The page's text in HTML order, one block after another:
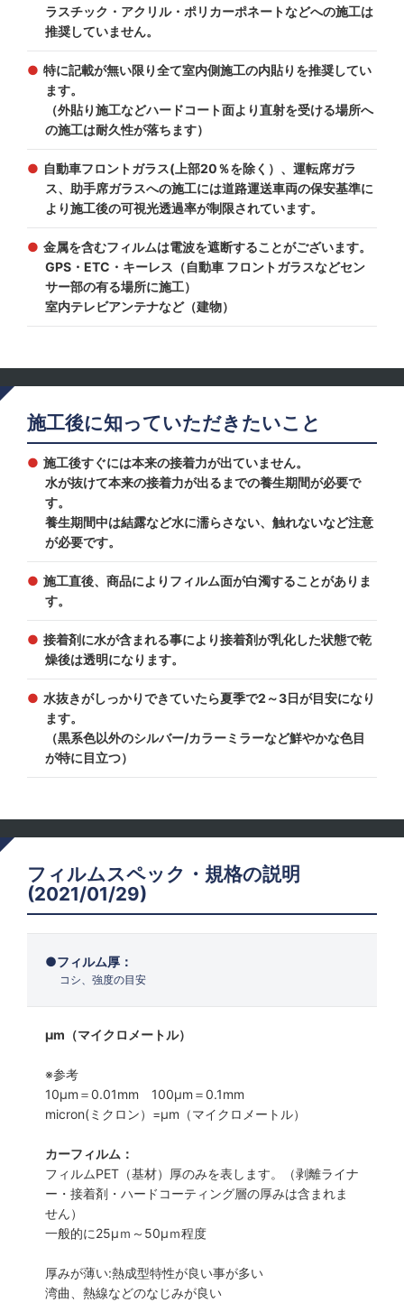
ラスチック・アクリル・ポリカーポネートなどへの施工は
推奨していません。
特に記載が無い限り全て室内側施工の内貼りを推奨してい
ます。
（外貼り施工などハードコート面より直射を受ける場所へ
の施工は耐久性が落ちます）
自動車フロントガラス(上部20％を除く）、運転席ガラ
ス、助手席ガラスへの施工には道路運送車両の保安基準に
より施工後の可視光透過率が制限されています。
金属を含むフィルムは電波を遮断することがございます。
GPS・ETC・キーレス（自動車 フロントガラスなどセン
サー部の有る場所に施工）
室内テレビアンテナなど（建物）
施工後に知っていただきたいこと
施工後すぐには本来の接着力が出ていません。
水が抜けて本来の接着力が出るまでの養生期間が必要で
す。
養生期間中は結露など水に濡らさない、触れないなど注意
が必要です。
施工直後、商品によりフィルム面が白濁することがありま
す。
接着剤に水が含まれる事により接着剤が乳化した状態で乾
燥後は透明になります。
水抜きがしっかりできていたら夏季で2～3日が目安になり
ます。
（黒系色以外のシルバー/カラーミラーなど鮮やかな色目
が特に目立つ）
フィルムスペック・規格の説明
(2021/01/29)
フィルム厚：
コシ、強度の目安
μm（マイクロメートル）
※参考
10μm＝0.01mm 100μm＝0.1mm
micron(ミクロン）=µm（マイクロメートル）
カーフィルム：
フィルムPET（基材）厚のみを表します。（剥離ライナ
ー・接着剤・ハードコーティング層の厚みは含まれま
せん）
一般的に25µｍ～50µｍ程度
厚みが薄い:熱成型特性が良い事が多い
湾曲、熱線などのなじみが良い